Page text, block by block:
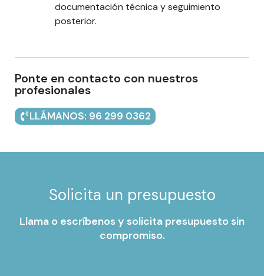
documentación técnica y seguimiento
posterior.
Ponte en contacto con nuestros
profesionales
LLÁMANOS: 96 299 0362
Solicita un presupuesto
Llama o escríbenos y solicita presupuesto sin
compromiso.